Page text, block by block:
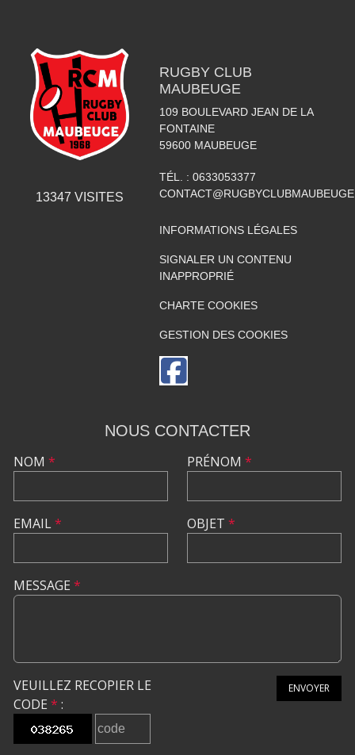
13347 VISITES
RUGBY CLUB
MAUBEUGE
109 BOULEVARD JEAN DE LA
FONTAINE
59600 MAUBEUGE
TÉL. : 0633053377
INFORMATIONS LÉGALES
SIGNALER UN CONTENU
INAPPROPRIÉ
CHARTE COOKIES
GESTION DES COOKIES
NOUS CONTACTER
NOM *
EMAIL*
PRÉNOM *
OBJET *
MESSAGE *
VEUILLEZ RECOPIER LE
CODE * :
ENVOYER